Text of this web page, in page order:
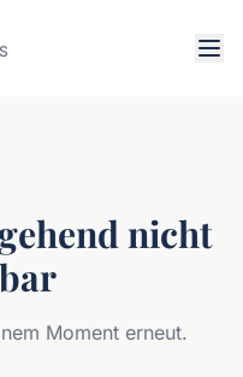
nicht
Moment erneut.